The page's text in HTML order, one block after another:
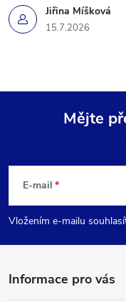
Jiřina Míšková
15.7.2026
p
a
Mějte
E-mail
Vložením e-mailu
Informace pro vás